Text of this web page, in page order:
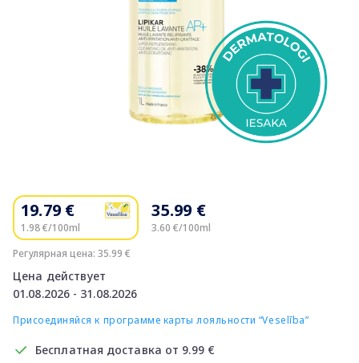
19.79 €
1.98 €/100ml
Регулярная цена: 35.99 €
Цена действует
01.08.2026 - 31.08.2026
35.99 €
3.60 €/100ml
Присоединяйся к программе карты лояльности “Veselība”
Бесплатная доставка от 9.99 €